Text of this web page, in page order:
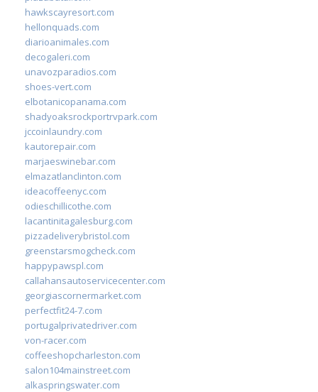
hawkscayresort.com
hellonquads.com
diarioanimales.com
decogaleri.com
unavozparadios.com
shoes-vert.com
elbotanicopanama.com
shadyoaksrockportrvpark.com
jccoinlaundry.com
kautorepair.com
marjaeswinebar.com
elmazatlanclinton.com
ideacoffeenyc.com
odieschillicothe.com
lacantinitagalesburg.com
pizzadeliverybristol.com
greenstarsmogcheck.com
happypawspl.com
callahansautoservicecenter.com
georgiascornermarket.com
perfectfit24-7.com
portugalprivatedriver.com
von-racer.com
coffeeshopcharleston.com
salon104mainstreet.com
alkaspringswater.com